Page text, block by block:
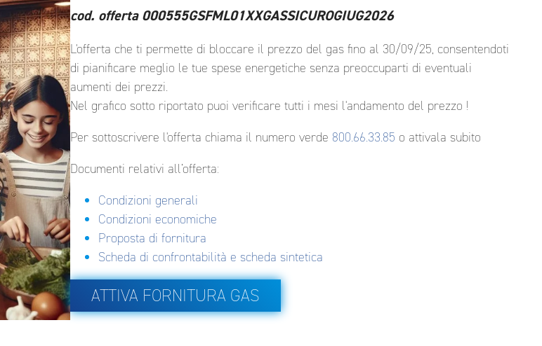
cod. offerta 000555GSFML01XXGASSICUROGIUG2026
L'offerta che ti permette di bloccare il prezzo del gas fino al 30/09/25, consentendoti
di pianificare meglio le tue spese energetiche senza preoccuparti di eventuali
aumenti dei prezzi.
Nel grafico sotto riportato puoi verificare tutti i mesi l'andamento del prezzo !
Per sottoscrivere l'offerta chiama il numero verde 800.66.33.85 o attivala subito
Documenti relativi all’offerta:
Condizioni generali
Condizioni economiche
Proposta di fornitura
Scheda di confrontabilità e scheda sintetica
ATTIVA FORNITURA GAS